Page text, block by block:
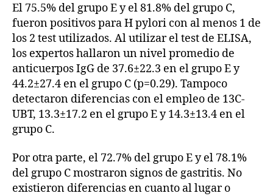
El 75.5% del grupo E y el 81.8% del grupo C,
fueron positivos para H pylori con al menos 1 de
los 2 test utilizados. Al utilizar el test de ELISA,
los expertos hallaron un nivel promedio de
anticuerpos IgG de 37.6±22.3 en el grupo E y
44.2±27.4 en el grupo C (p=0.29). Tampoco
detectaron diferencias con el empleo de 13C-
UBT, 13.3±17.2 en el grupo E y 14.3±13.4 en el
grupo C.
Por otra parte, el 72.7% del grupo E y el 78.1%
del grupo C mostraron signos de gastritis. No
existieron diferencias en cuanto al lugar o